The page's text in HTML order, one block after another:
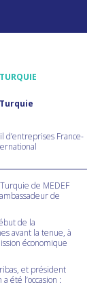
d’entreprises France-
de MEDEF
de
de la
avant la tenue, à
économique
et président
été l’occasion :